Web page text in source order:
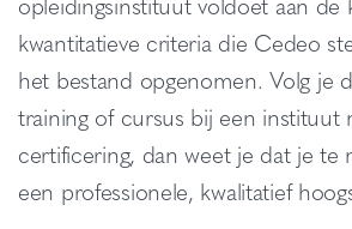
kwantitatieve criteria die Cedeo
het bestand opgenomen. Volg je
training of cursus bij een instituut
certificering, dan weet je dat je te
een professionele, kwalitatief